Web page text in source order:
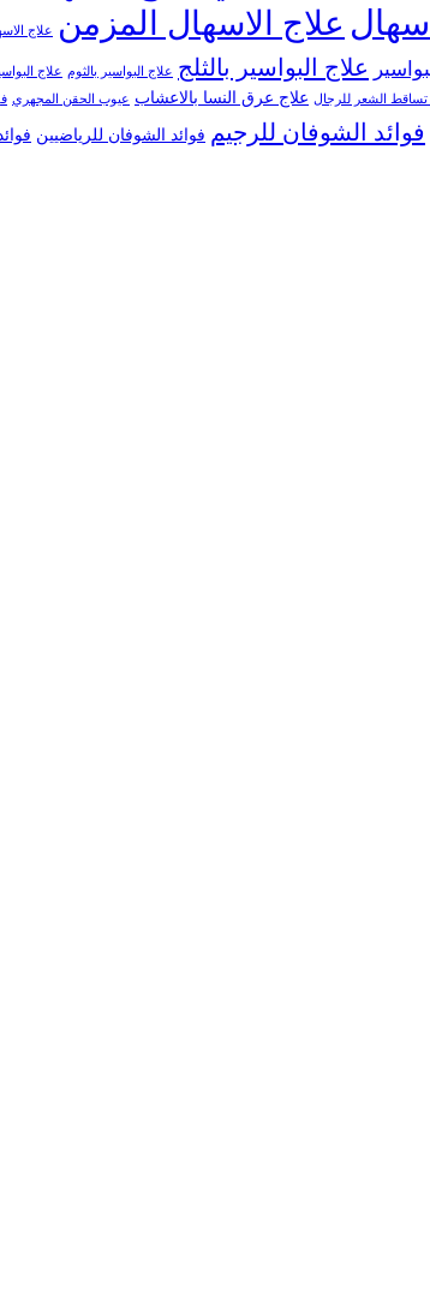
علاج الاسهال المزمن علاج
علاج البواسير بالثلج علاج البواسير بالثوم علاج
تساقط الشعر للرجال علاج عرق النسا بالاعشاب عيوب الحقن المجهري
فوائد الشوفان للرجيم فوائد الشوفان للرياضيين